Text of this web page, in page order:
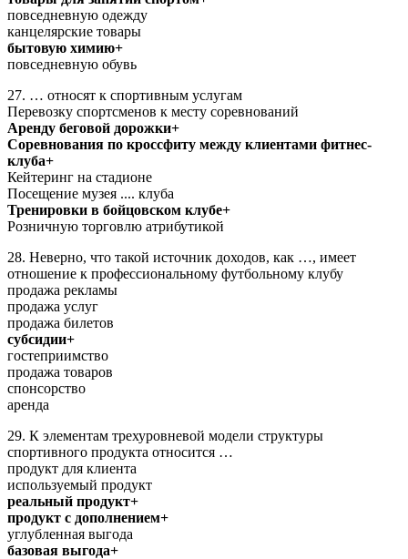
повседневную одежду
канцелярские товары
бытовую химию+
повседневную обувь
27. … относят к спортивным услугам
Перевозку спортсменов к месту соревнований
Аренду беговой дорожки+
Соревнования по кроссфиту между клиентами фитнес-
клуба+
Кейтеринг на стадионе
Посещение музея .... клуба
Тренировки в бойцовском клубе+
Розничную торговлю атрибутикой
28. Неверно, что такой источник доходов, как …, имеет
отношение к профессиональному футбольному клубу
продажа рекламы
продажа услуг
продажа билетов
субсидии+
гостеприимство
продажа товаров
спонсорство
аренда
29. К элементам трехуровневой модели структуры
спортивного продукта относится …
продукт для клиента
используемый продукт
реальный продукт+
продукт с дополнением+
углубленная выгода
базовая выгода+